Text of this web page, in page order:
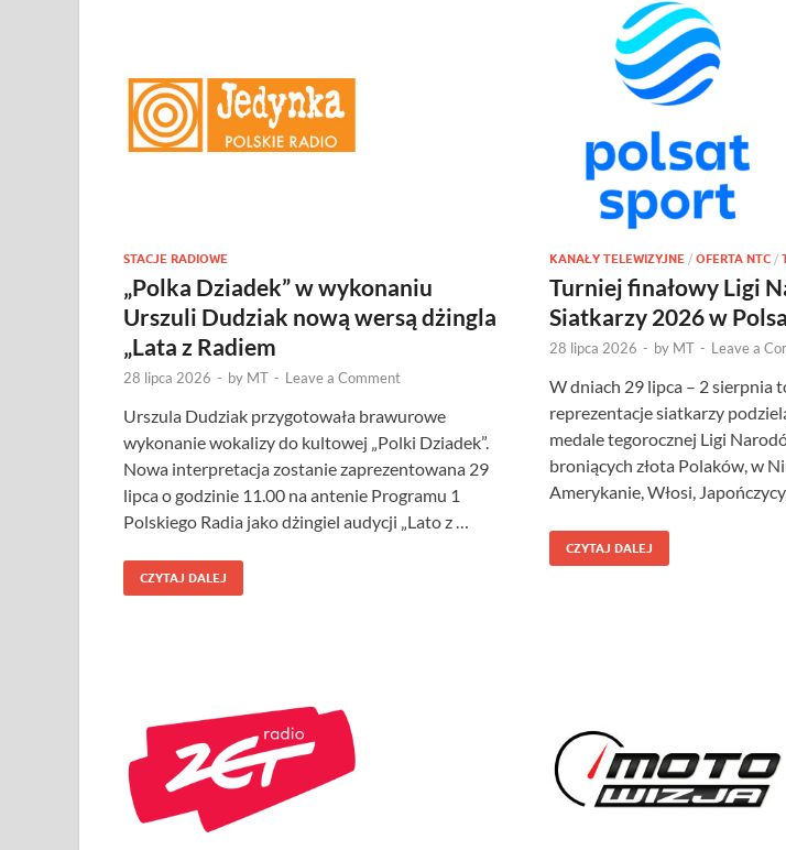
STACJE RADIOWE
„Polka Dziadek” w wykonaniu
Urszuli Dudziak nową wersą dżingla
„Lata z Radiem
28 lipca 2026 - by MT - Leave a Comment
Urszula Dudziak przygotowała brawurowe
wykonanie wokalizy do kultowej „Polki Dziadek”.
Nowa interpretacja zostanie zaprezentowana 29
lipca o godzinie 11.00 na antenie Programu 1
Polskiego Radia jako dżingiel audycji „Lato z …
CZYTAJ DALEJ
KANAŁY TELEWIZYJNE / OFERTA NTC /
Turniej finałowy Ligi
Siatkarzy 2026 w
28 lipca 2026 - by MT - Leave a
W dniach 29 lipca – 2 sierpnia
reprezentacje siatkarzy
medale tegorocznej Ligi
broniących złota Polaków, w
Amerykanie, Włosi, Japończycy,
CZYTAJ DALEJ